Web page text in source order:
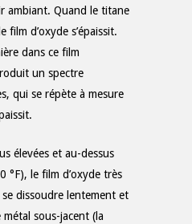
ambiant. Quand le titane
film d’oxyde s’épaissit.
dans ce film
un spectre
qui se répète à mesure
élevées et au-dessus
°F), le film d’oxyde très
dissoudre lentement et
sous-jacent (la